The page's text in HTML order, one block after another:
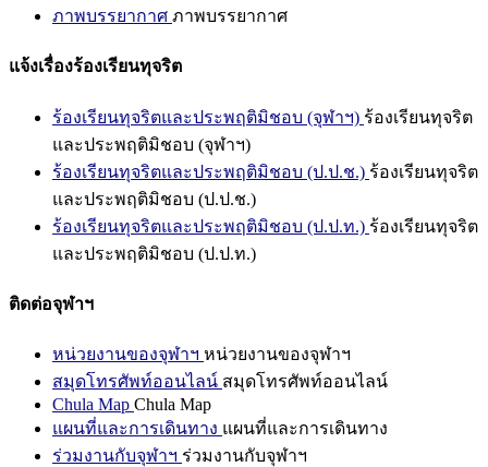
ภาพบรรยากาศ ภาพบรรยากาศ
แจ้งเรื่องร้องเรียนทุจริต
ร้องเรียนทุจริตและประพฤติมิชอบ (จุฬาฯ) ร้องเรียนทุจริต
และประพฤติมิชอบ (จุฬาฯ)
ร้องเรียนทุจริตและประพฤติมิชอบ (ป.ป.ช.) ร้องเรียนทุจริต
และประพฤติมิชอบ (ป.ป.ช.)
ร้องเรียนทุจริตและประพฤติมิชอบ (ป.ป.ท.) ร้องเรียนทุจริต
และประพฤติมิชอบ (ป.ป.ท.)
ติดต่อจุฬาฯ
หน่วยงานของจุฬาฯ หน่วยงานของจุฬาฯ
สมุดโทรศัพท์ออนไลน์ สมุดโทรศัพท์ออนไลน์
Chula Map Chula Map
แผนที่และการเดินทาง แผนที่และการเดินทาง
ร่วมงานกับจุฬาฯ ร่วมงานกับจุฬาฯ